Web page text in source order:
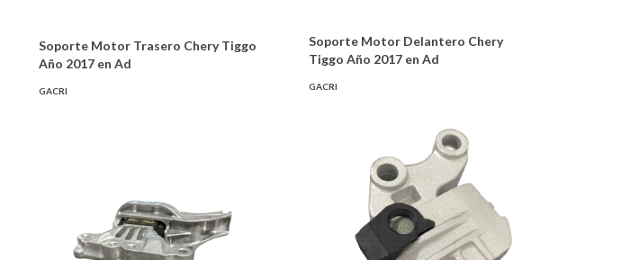
Soporte Motor Trasero Chery Tiggo
Año 2017 en Ad
GACRI
Soporte Motor Delantero Chery
Tiggo Año 2017 en Ad
GACRI